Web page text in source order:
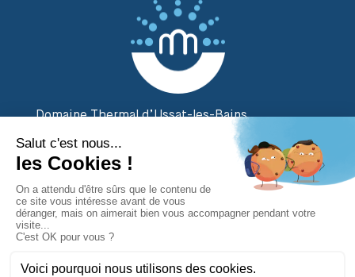
Domaine Thermal d’Ussat-les-Bains
09400 Ornolac Ussat-les-Bains
Tél. 05 61 02 20 20
Contactez-nous
Plan du site | Mentions légales